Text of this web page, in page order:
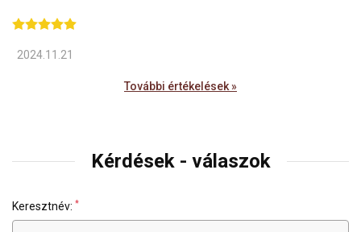
2024.11.21
További értékelések »
Kérdések - válaszok
Keresztnév: *